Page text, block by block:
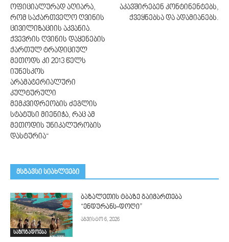
ოფიციალურად აღიარა,
რომ საქართველო ღვინის
ცივილიზაციის აკვანია.
ქვევრის ღვინის დაყენების
ქართულ ტრადიციულ
მეთოდს კი 2013 წელს
იუნესკოს
არამატერიალური
კულტურული
მემკვიდრეობის ძეგლის
სტატუსი მიენიჭა, რაც ამ
მეთოდის უნიკალურობის
დასტურია“
აკავშირებენ კონტინენტებს,
ქვეყნებსა და ადამიანებს.
მსგავსი სიახლეები
საზოგადოება
ბაზალეთის ტბაზე გაიმართება
“ენდურანს-დოღი”
აგვისტო 6, 2026